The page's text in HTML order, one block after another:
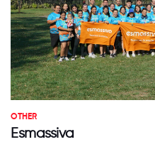
OTHER
Esmassiva